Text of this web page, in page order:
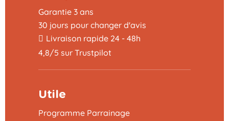
Garantie 3 ans
30 jours pour changer d'avis
Livraison rapide 24 - 48h
4,8/5 sur Trustpilot
Utile
Programme Parrainage